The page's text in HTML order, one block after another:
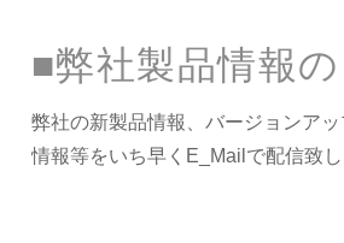
■弊社製品情報
弊社の新製品情報、バージョンア
情報等をいち早くE_Mailで配信致し